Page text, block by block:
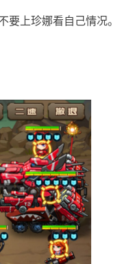
上珍娜看自己情况。